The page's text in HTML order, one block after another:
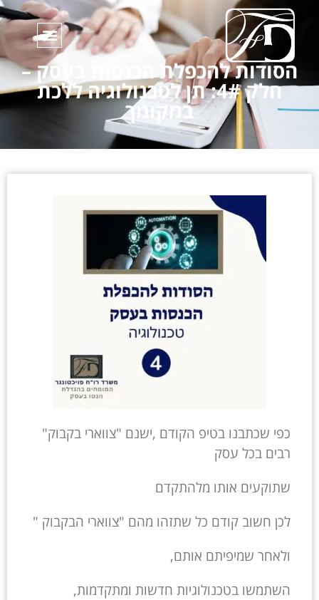
הסודות להכפלת הכנסות בעסק –
חלק 4#: תן לטכנולוגיה ללכת
במקומך
כפי שכתבנו בטיפ הקודם ,ישנם "צווארי בקבוק"
רבים בכל עסק
שתוקעים אותו מלהתקדם
לכן חשוב קודם כל שתזהו מהם "צווארי הבקבוק "
ולאחר שמיפיתם אותם,
השתמשו בטכנולוגיות חדשות ומתקדמות,